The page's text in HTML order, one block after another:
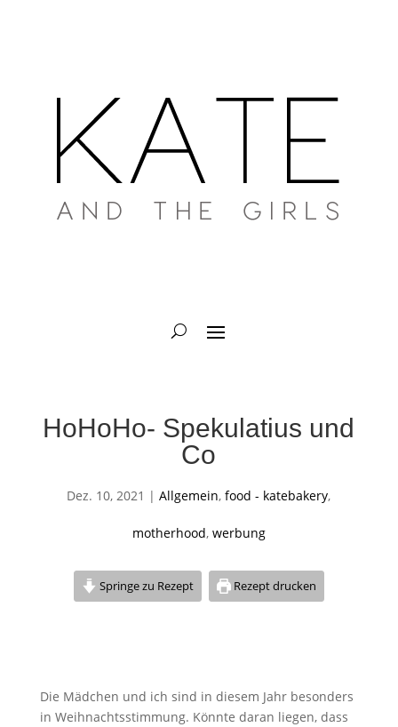
HoHoHo- Spekulatius und
Co
Dez. 10, 2021 |Allgemein,food - katebakery,
motherhood, werbung
Springe zu Rezept Rezept drucken
Die Mädchen und ich sind in diesem Jahr besonders
in Weihnachtsstimmung. Könnte daran liegen, dass